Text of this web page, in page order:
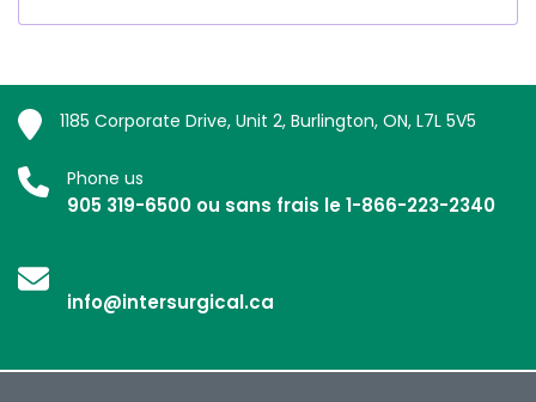
1185 Corporate Drive, Unit 2, Burlington, ON, L7L 5V5
Phone us
905 319-6500 ou sans frais le 1-866-223-2340
info@intersurgical.ca